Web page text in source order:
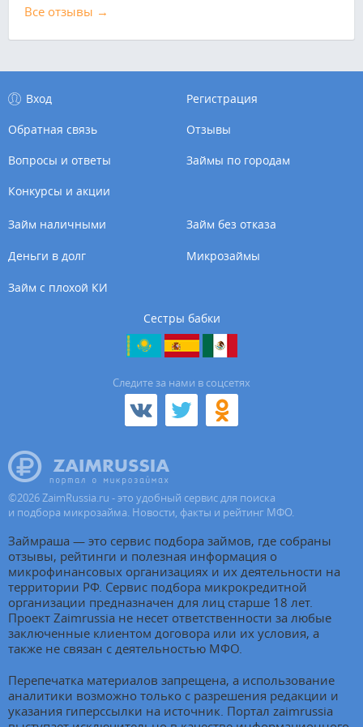
Все отзывы →
Вход
Регистрация
Обратная связь
Отзывы
Вопросы и ответы
Займы по городам
Конкурсы и акции
Займ наличными Займ без отказа
Деньги в долг Микрозаймы
Займ с плохой КИ
Сестры бабки
Cледите за нами в соцсетях
©2026ZaimRussia.ru - это удобный сервис для поиска
и подбора микрозайма. Новости, факты и рейтинг МФО.
Займраша — это сервис подбора займов, где собраны
отзывы, рейтинги и полезная информация о
микрофинансовых организациях и их деятельности на
территории РФ. Сервис подбора микрокредитной
организации предназначен для лиц старше 18 лет.
Проект Zaimrussia не несет ответственности за любые
заключенные клиентом договора или их условия, а
также не связан с деятельностью МФО.
Перепечатка материалов запрещена, а использование
аналитики возможно только с разрешения редакции и
указания гиперссылки на источник. Портал zaimrussia